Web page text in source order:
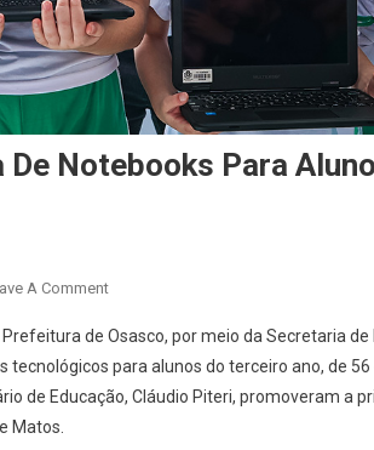
Notebooks Para
A CommentOn
Inicia
A
Entrega
de Osasco, por meio da Secretaria
para alunos do terceiro ano, de
de Educação, Cláudio Piteri, promoveram a
Matos.